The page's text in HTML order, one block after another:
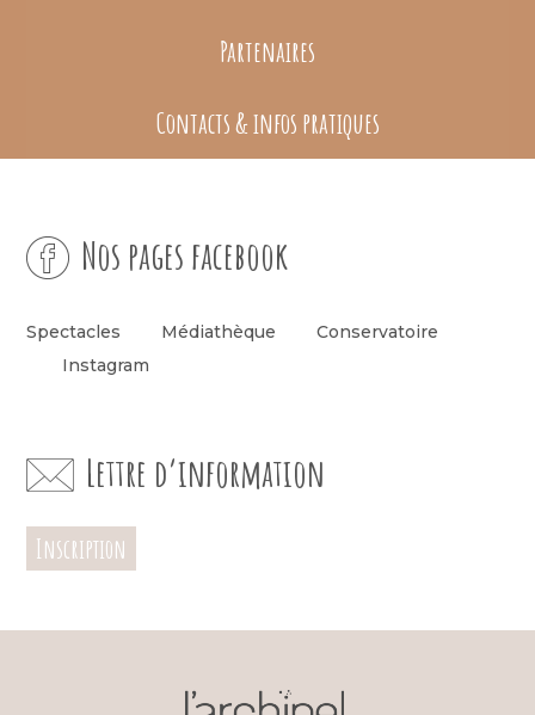
Partenaires
Contacts & infos pratiques
Nos pages facebook
Spectacles Médiathèque
Conservatoire
Instagram
Lettre d’information
Inscription